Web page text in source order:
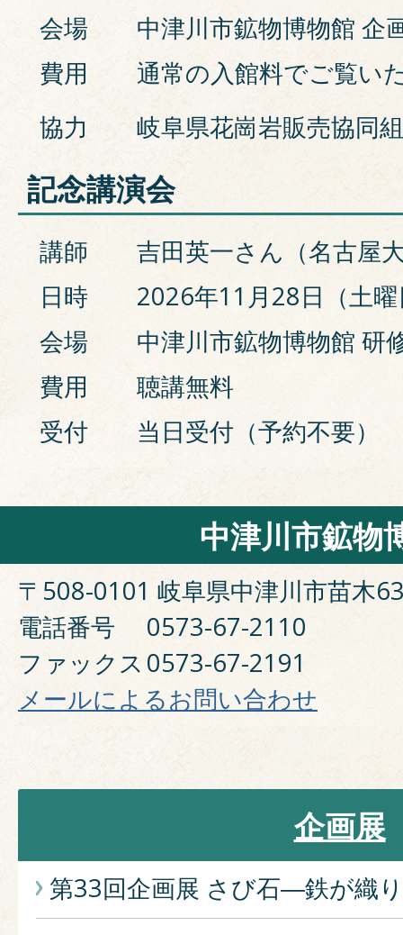
会場
中津川市鉱物博物館 企
費用
通常の入館料でご覧い
協力
岐阜県花崗岩販売協同
記念講演会
講師
吉田英一さん（名古屋
日時
2026年11月28日（土
会場
中津川市鉱物博物館 研
費用
聴講無料
受付
当日受付（予約不要）
中津川市鉱物
〒508-0101 岐阜県中津川市苗木
電話番号
0573-67-2110
ファックス 0573-67-2191
メールによるお問い合わせ
企画展
第33回企画展 さび石―鉄が織